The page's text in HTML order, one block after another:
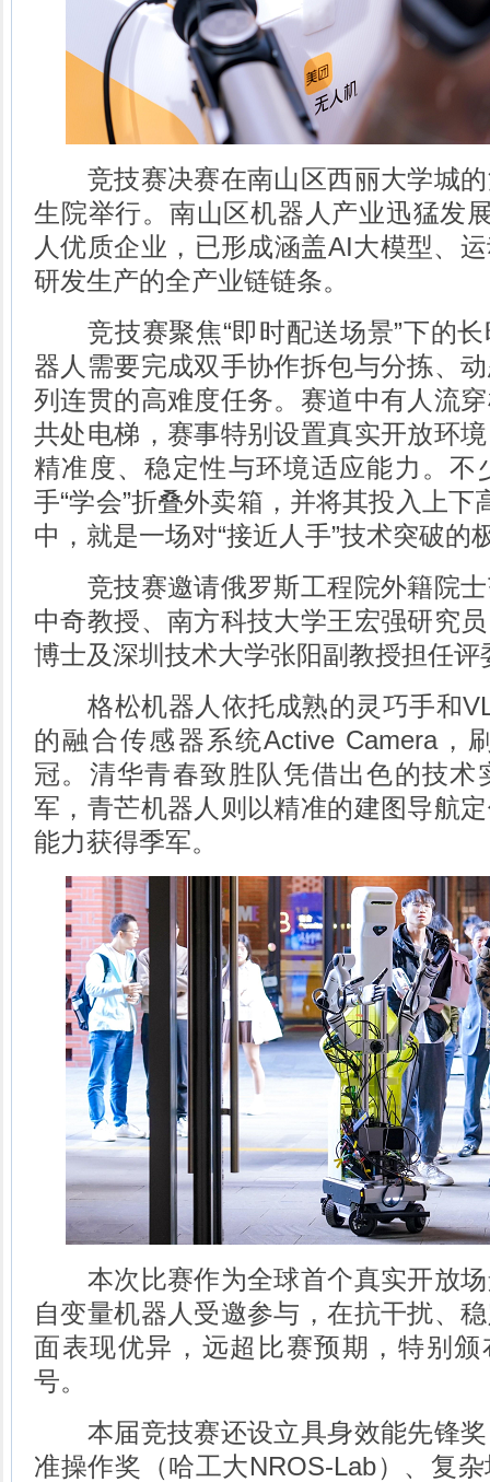
竞技赛决赛在南山区西丽大学城的
生院举行。南山区机器人产业迅猛发
人优质企业，已形成涵盖AI大模型、
研发生产的全产业链链条。
竞技赛聚焦“即时配送场景”下的长
器人需要完成双手协作拆包与分拣、
列连贯的高难度任务。赛道中有人流
共处电梯，赛事特别设置真实开放环
精准度、稳定性与环境适应能力。不
手“学会”折叠外卖箱，并将其投入上
中，就是一场对“接近人手”技术突破的
竞技赛邀请俄罗斯工程院外籍院士
中奇教授、南方科技大学王宏强研究
博士及深圳技术大学张阳副教授担任评
格松机器人依托成熟的灵巧手和
的融合传感器系统Active Camera，
冠。清华青春致胜队凭借出色的技术
军，青芒机器人则以精准的建图导航
能力获得季军。
本次比赛作为全球首个真实开放场
自变量机器人受邀参与，在抗干扰、
面表现优异，远超比赛预期，特别颁
号。
本届竞技赛还设立具身效能先锋奖
准操作奖（哈工大NROS-Lab）、复